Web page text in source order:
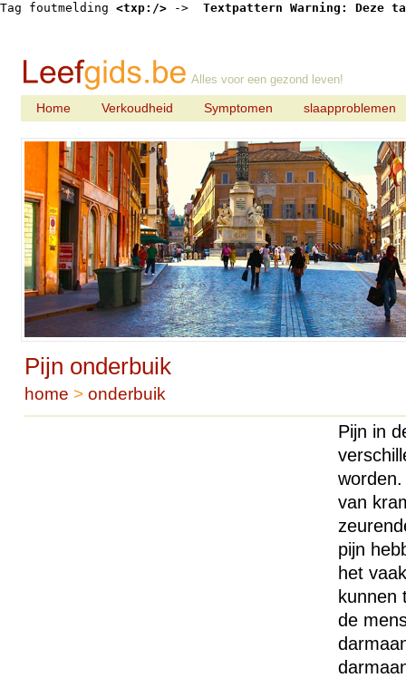
Tag foutmelding <txp:/> -> Textpattern Warning: Deze
Alles voor een gezond leven!
Home Verkoudheid Symptomen slaapproblemen
Pijn onderbuik
home > onderbuik
Pijn in
van
pijn
het
kunnen
de